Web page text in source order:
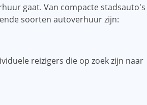
gaat. Van compacte stadsauto's
soorten autoverhuur zijn:
reizigers die op zoek zijn naar